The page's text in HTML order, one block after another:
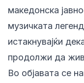
македонска
музичката
истакнувајќи
продолжи да
Во објавата се